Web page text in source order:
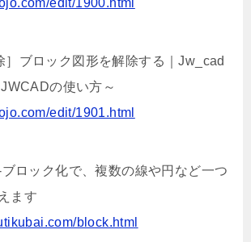
edit/1900.html
］ブロック図形を解除する｜Jw_cad
の使い方～
edit/1901.html
ロック化で、複数の線や円など一つ
ます
block.html